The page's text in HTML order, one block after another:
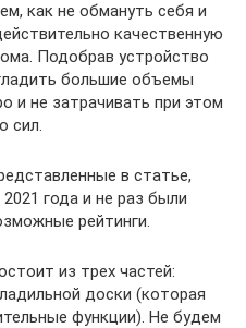
как не обмануть себя и
качественную
Подобрав устройство
большие объемы
и не затрачивать при этом
сил.
в статье,
года и не раз были
рейтинги.
из трех частей:
доски (которая
функции). Не будем